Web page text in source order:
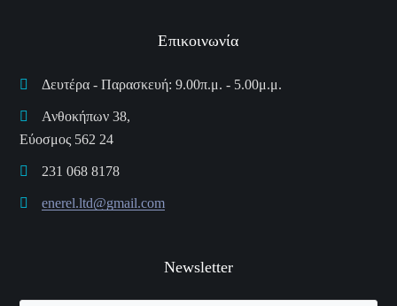
Επικοινωνία
Δευτέρα - Παρασκευή: 9.00π.μ. - 5.00μ.μ.
Ανθοκήπων 38,
Εύοσμος 562 24
231 068 8178
enerel.ltd@gmail.com
Newsletter